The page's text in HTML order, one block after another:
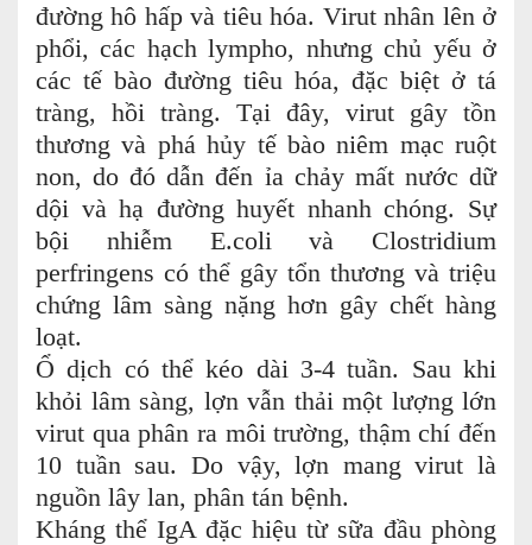
đường hô hấp và tiêu hóa. Virut nhân lên ở
phổi, các hạch lympho, nhưng chủ yếu ở
các tế bào đường tiêu hóa, đặc biệt ở tá
tràng, hồi tràng. Tại đây, virut gây tồn
thương và phá hủy tế bào niêm mạc ruột
non, do đó dẫn đến ỉa chảy mất nước dữ
dội và hạ đường huyết nhanh chóng. Sự
bội nhiễm E.coli và Clostridium
perfringens có thể gây tổn thương và triệu
chứng lâm sàng nặng hơn gây chết hàng
loạt.
Ổ dịch có thể kéo dài 3-4 tuần. Sau khi
khỏi lâm sàng, lợn vẫn thải một lượng lớn
virut qua phân ra môi trường, thậm chí đến
10 tuần sau. Do vậy, lợn mang virut là
nguồn lây lan, phân tán bệnh.
Kháng thể IgA đặc hiệu từ sữa đầu phòng